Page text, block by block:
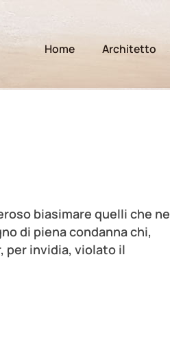
Home Architetto
biasimare quelli che ne
di piena condanna chi,
per invidia, violato il